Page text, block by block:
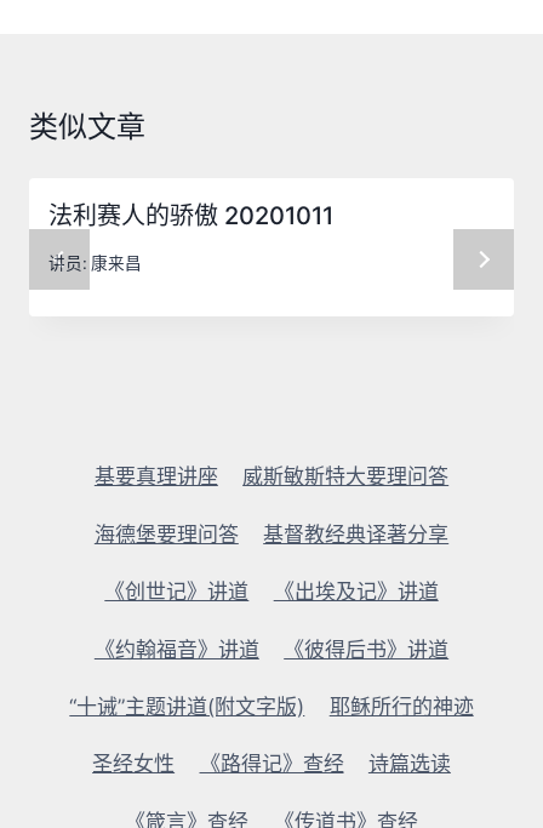
类似文章
法利赛人的骄傲 20201011
讲员: 康来昌
基要真理讲座 威斯敏斯特大要理问答
海德堡要理问答 基督教经典译著分享
《创世记》讲道 《出埃及记》讲道
《约翰福音》讲道 《彼得后书》讲道
“十诫”主题讲道(附文字版) 耶稣所行的神迹
圣经女性 《路得记》查经 诗篇选读
《箴言》查经 《传道书》查经